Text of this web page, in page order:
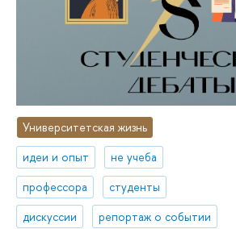
Университетская жизнь
идеи и опыт
не учеба
профессора
студенты
дискуссии
репортаж о событии